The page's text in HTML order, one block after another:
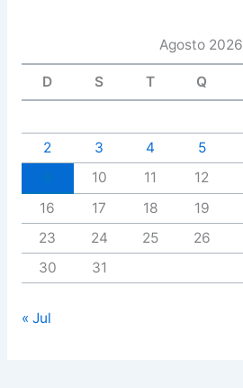
Agosto 2026
D S T Q
2
3 4 5
10 11 12
16
17 18 19
23
24 25 26
30
31
« Jul